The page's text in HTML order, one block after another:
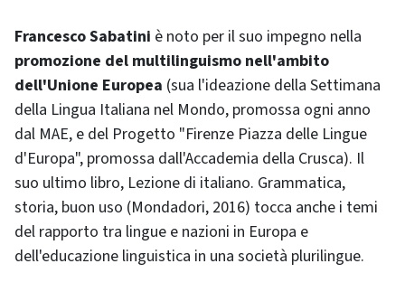
Francesco Sabatini è noto per il suo impegno nella
promozione del multilinguismo nell'ambito
dell'Unione Europea (sua l'ideazione della Settimana
della Lingua Italiana nel Mondo, promossa ogni anno
dal MAE, e del Progetto "Firenze Piazza delle Lingue
d'Europa", promossa dall'Accademia della Crusca). Il
suo ultimo libro, Lezione di italiano. Grammatica,
storia, buon uso (Mondadori, 2016) tocca anche i temi
del rapporto tra lingue e nazioni in Europa e
dell'educazione linguistica in una società plurilingue.